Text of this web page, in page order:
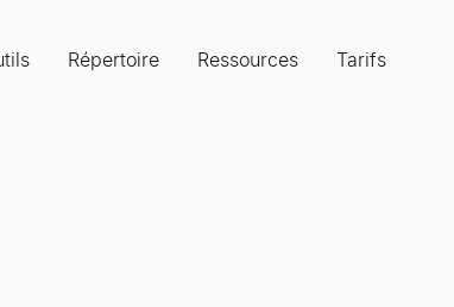
Répertoire Ressources Tarifs